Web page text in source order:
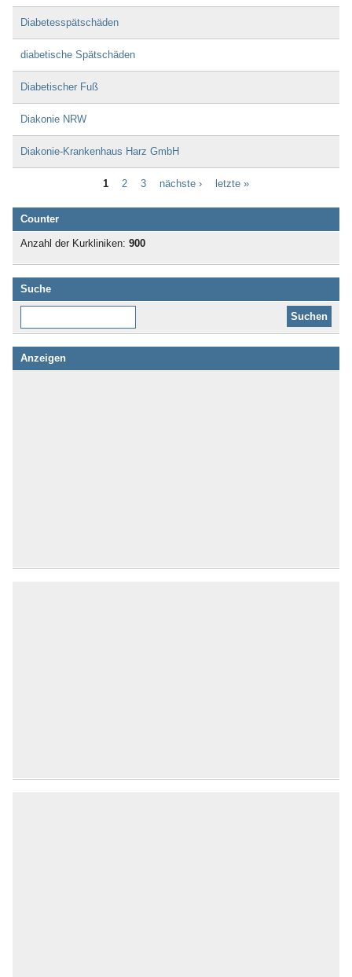
Diabetesspätschäden
diabetische Spätschäden
Diabetischer Fuß
Diakonie NRW
Diakonie-Krankenhaus Harz GmbH
1 2 3 nächste › letzte »
Counter
Anzahl der Kurkliniken: 900
Suche
Anzeigen